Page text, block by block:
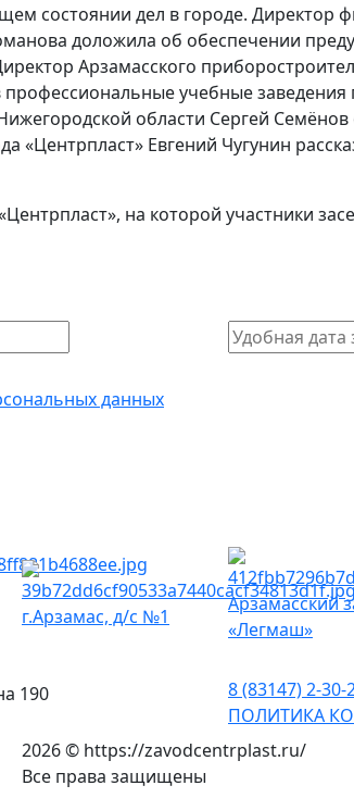
состоянии дел в городе. Директор
доложила об обеспечении
Арзамасского
учебные заведения
области Сергей
Евгений Чугунин
на которой участники
данных
г.Арзамас, д/с №1
Арзамасский
«Легмаш»
190
8 (83147) 2-30-
ПОЛИТИКА
2026 © https://zavodcentrplast.ru/
Все права защищены